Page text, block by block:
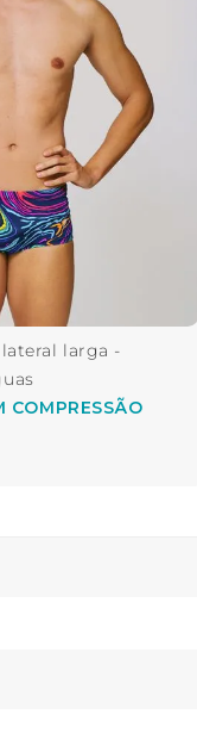
larga -
COMPRESSÃO